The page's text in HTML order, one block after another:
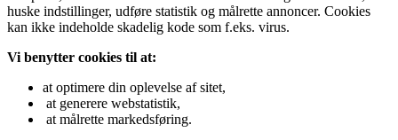
huske indstillinger, udføre statistik og målrette annoncer. Cookies
kan ikke indeholde skadelig kode som f.eks. virus.
Vi benytter cookies til at:
at optimere din oplevelse af sitet,
at generere webstatistik,
at målrette markedsføring.